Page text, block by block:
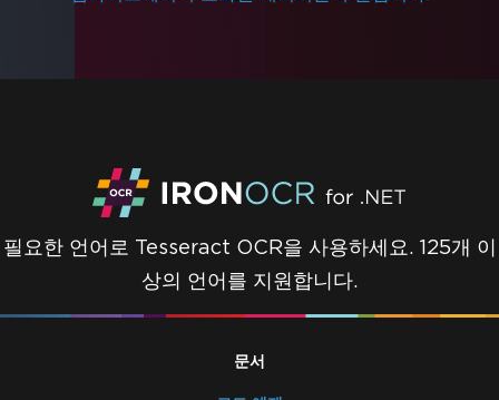
필요한 언어로 Tesseract OCR을 사용하세요. 125개 이
상의 언어를 지원합니다.
문서